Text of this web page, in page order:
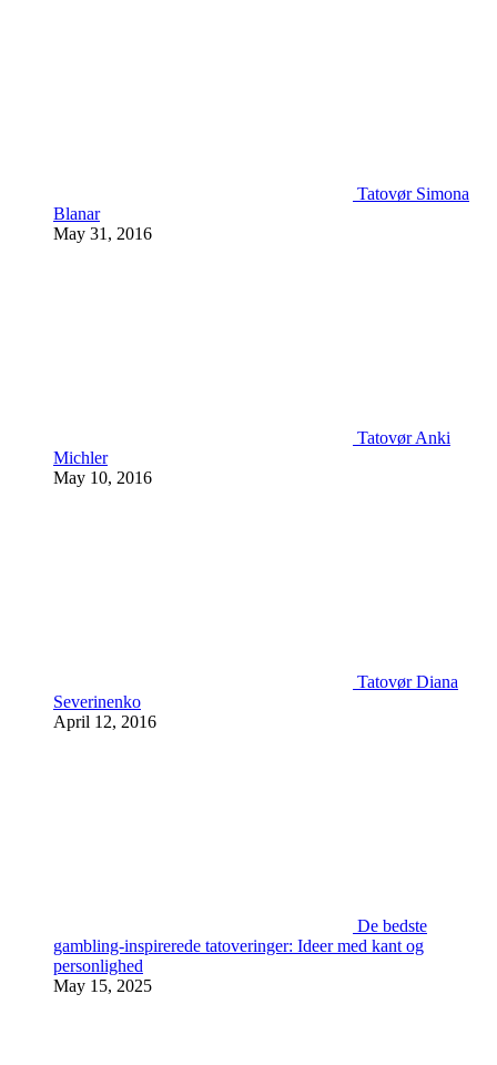
Tatovør Simona
Blanar
May 31, 2016
Tatovør Anki
Michler
May 10, 2016
Tatovør Diana
Severinenko
April 12, 2016
De bedste
gambling-inspirerede tatoveringer: Ideer med kant og
personlighed
May 15, 2025